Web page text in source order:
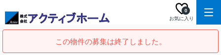
お気に入り
0
この物件の募集は終了しました。